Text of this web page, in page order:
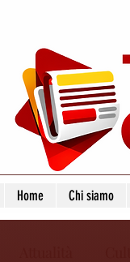
Home Chi siamo